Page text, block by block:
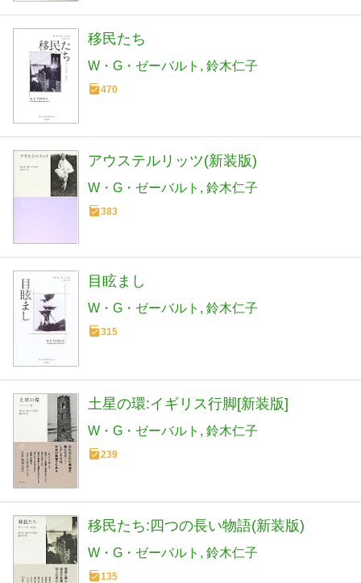
移民たち
W・G・ゼーバルト 鈴木仁子
470
アウステルリッツ(新装版)
W・G・ゼーバルト 鈴木仁子
383
目眩まし
W・G・ゼーバルト 鈴木仁子
315
土星の環:イギリス行脚[新装版]
W・G・ゼーバルト 鈴木仁子
239
移民たち:四つの長い物語(新装版)
W・G・ゼーバルト 鈴木仁子
135